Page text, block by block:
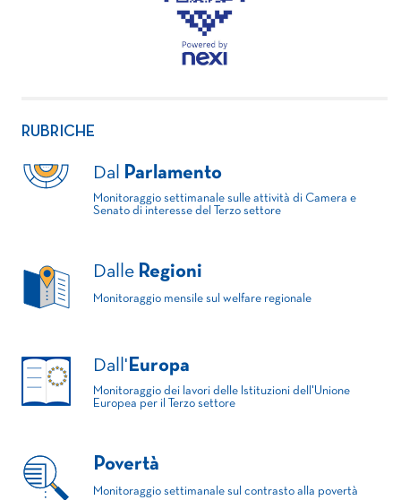
RUBRICHE
Dal Parlamento
Monitoraggio settimanale sulle attività di Camera e
Senato di interesse del Terzo settore
Dalle Regioni
Monitoraggio mensile sul welfare regionale
Dall' Europa
Monitoraggio dei lavori delle Istituzioni dell'Unione
Europea per il Terzo settore
Povertà
Monitoraggio settimanale sul contrasto alla povertà